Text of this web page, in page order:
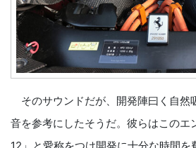
そのサウンドだが、開発陣曰く自然
音を参考にしたそうだ。彼らはこの